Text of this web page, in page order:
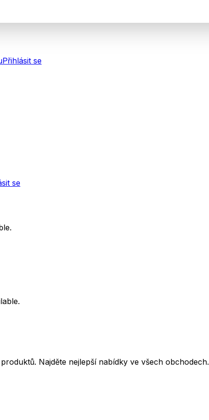
Přihlásit se
se
Najděte nejlepší nabídky ve všech obchodech.